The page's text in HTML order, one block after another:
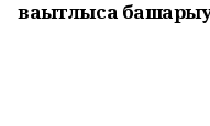
ваҡытлыса